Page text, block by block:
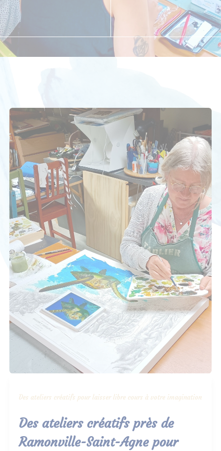
Des ateliers créatifs pour laisser libre cours à votre imagination
Des ateliers créatifs près de
Ramonville-Saint-Agne pour